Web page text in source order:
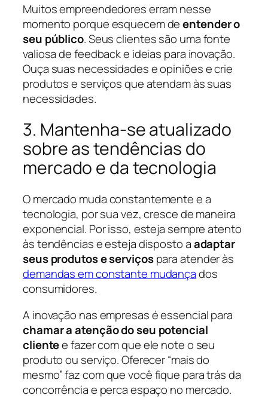
Muitos empreendedores erram nesse
momento porque esquecem deentender o
seu público. Seus clientes são uma fonte
valiosa de feedback e ideias para inovação.
Ouça suas necessidades e opiniões e crie
produtos e serviços que atendam às suas
necessidades.
3. Mantenha-se atualizado
sobre as tendências do
mercado e da tecnologia
O mercado muda constantemente e a
tecnologia, por sua vez, cresce de maneira
exponencial. Por isso, esteja sempre atento
às tendências e esteja disposto aadaptar
seus produtos e serviçospara atender às
demandas em constante mudançados
consumidores.
A inovação nas empresas é essencial para
chamar a atenção do seu potencial
clientee fazer com que ele note o seu
produto ou serviço. Oferecer “mais do
mesmo” faz com que você fique para trás da
concorrência e perca espaço no mercado.